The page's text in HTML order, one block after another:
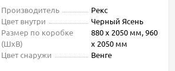
Производитель
Рекс
Цвет внутри
Черный Ясень
Размер по коробке
(ШxВ)
880 х 2050 мм, 960
х 2050 мм
Цвет снаружи
Венге